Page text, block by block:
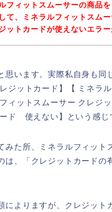
フィットスムーサーの商品
て、ミネラルフィットスム
ットカードが使えないエラー
思います。実際私自身も同
ジットカード】【 ミネラ
ィットスムーサー クレジ
ド 使えない】という感じ
みた所、ミネラルフィット
は、「クレジットカードの
によりますが、クレジット